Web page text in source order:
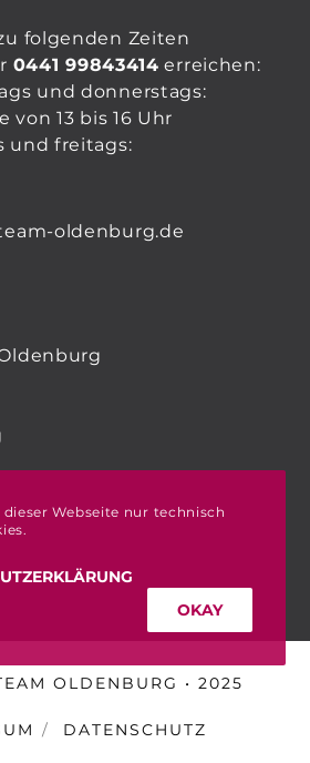
folgenden Zeiten
0441 99843414 erreichen:
und donnerstags:
von 13 bis 16 Uhr
und freitags:
oldenburg.de
OLDENBURG • 2025
DATENSCHUTZ
Webseite nur technisch
OKAY